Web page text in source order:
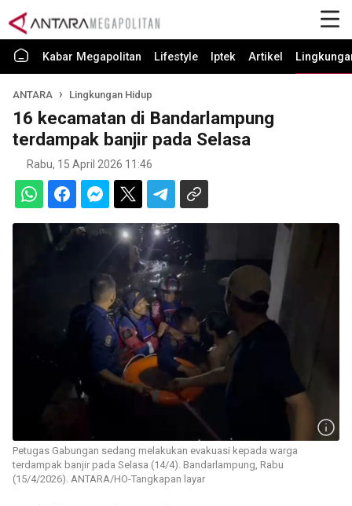
Kabar Megapolitan Lifestyle Iptek Artikel
ANTARA Lingkungan Hidup
16 kecamatan di Bandarlampung
terdampak banjir pada Selasa
Rabu, 15 April 2026 11:46
Petugas Gabungan sedang melakukan evakuasi kepada warga
terdampak banjir pada Selasa (14/4). Bandarlampung, Rabu
(15/4/2026). ANTARA/HO-Tangkapan layar